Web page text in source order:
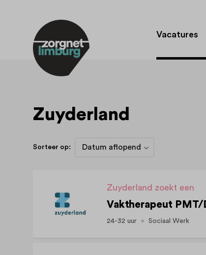
Vacatures
Zuyderland
Sorteer op:
Zuyderland zoekt een
Vaktherapeut PMT/
24-32 uur Sociaal Werk